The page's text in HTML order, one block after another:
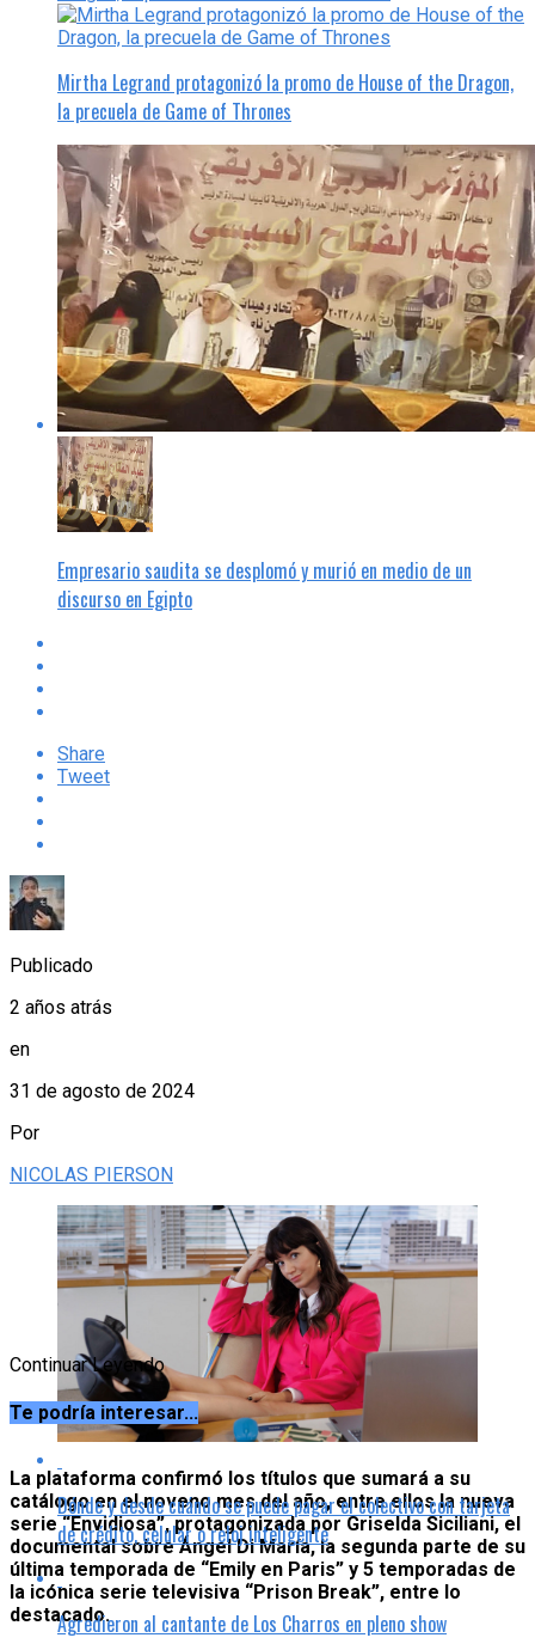
Mirtha Legrand protagonizó la promo de House of the Dragon,
la precuela de Game of Thrones
Empresario saudita se desplomó y murió en medio de un
discurso en Egipto
Share
Tweet
Publicado
2 años atrás
en
31 de agosto de 2024
Por
NICOLAS PIERSON
La plataforma confirmó los títulos que sumará a su
catálogo en el noveno mes del año, entre ellos la nueva
serie “Envidiosa”, protagonizada por Griselda Siciliani, el
documental sobre Ángel Di María, la segunda parte de su
última temporada de “Emily en Paris” y 5 temporadas de
la icónica serie televisiva “Prison Break”, entre lo
destacado.
Continuar Leyendo
Te podría interesar...
Dónde y desde cuándo se puede pagar el colectivo con tarjeta
de crédito, celular o reloj inteligente
Agredieron al cantante de Los Charros en pleno show